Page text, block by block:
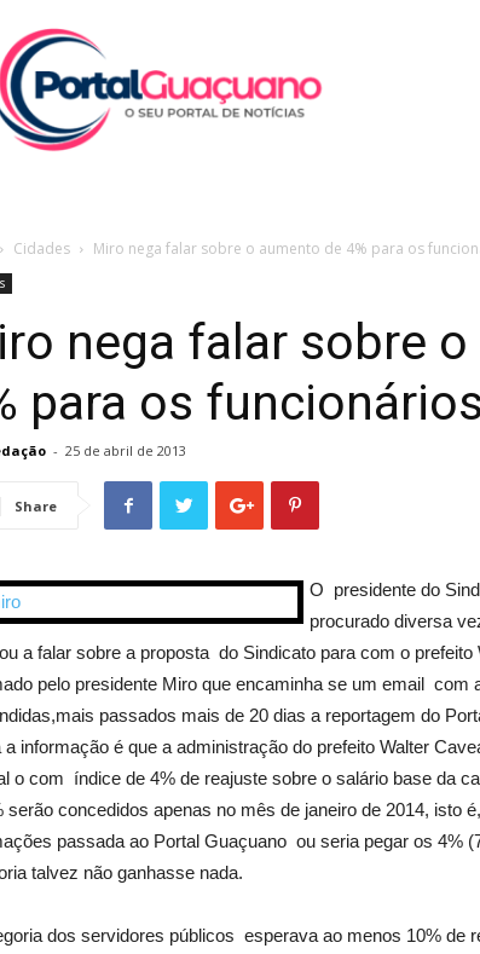
Portal
Guaçuano
Cidades Miro nega falar sobre o aumento de 4% para os
nega falar sobre
para os
- 25 de abril de 2013
Share
O presidente do
procurado diversa
a falar sobre a proposta do Sindicato para com o prefeito
pelo presidente Miro que encaminha se um email com
passados mais de 20 dias a reportagem do
a informação é que a administração do prefeito Walter
o com índice de 4% de reajuste sobre o salário base da
serão concedidos apenas no mês de janeiro de 2014, isto
passada ao Portal Guaçuano ou seria pegar os 4%
talvez não ganhasse nada.
dos servidores públicos esperava ao menos 10% de